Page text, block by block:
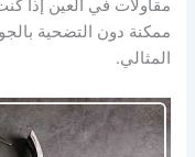
مقاولات في العين إذا
ممكنة دون التضحية
المثالي.